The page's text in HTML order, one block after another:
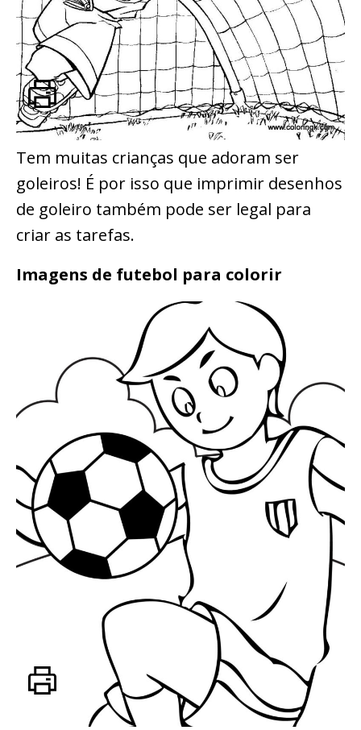
Tem muitas crianças que adoram ser
goleiros! É por isso que imprimir desenhos
de goleiro também pode ser legal para
criar as tarefas.
Imagens de futebol para colorir